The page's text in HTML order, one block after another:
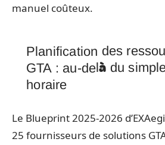
manuel coûteux.
Planification des
GTA : au-delà du
horaire
Le Blueprint 2025-2026
25 fournisseurs de solutions